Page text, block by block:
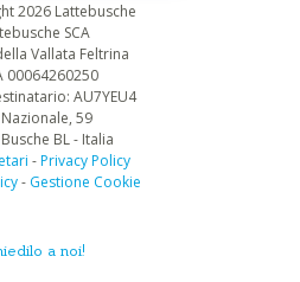
2026 Lattebusche
SCA
Vallata Feltrina
00064260250
AU7YEU4
59
BL - Italia
-Privacy Policy
- Gestione Cookie
a noi!